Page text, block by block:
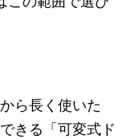
ら長く使いた
きる「可変式ド